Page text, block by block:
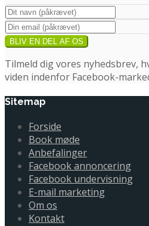
Tilmeld dig vores nyhedsbrev,
viden indenfor Facebook-
Sitemap
Forside
Book møde
Anbefalinger
Facebook annoncering
Facebook undervisning
E-mail marketing
Om os
Kontakt